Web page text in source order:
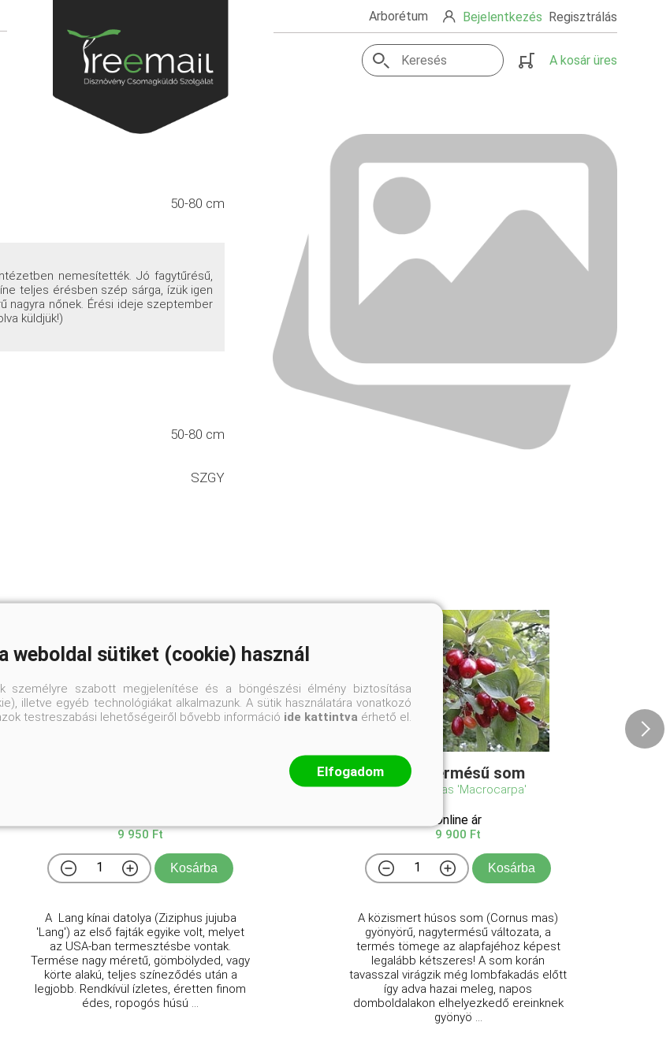
Arborétum Bejelentkezés Regisztrálás
A kosár üres
50-80 cm
nemesítették. Jó fagytűrésű,
teljes érésben szép sárga, ízük igen
nagyra nőnek. Érési ideje szeptember
küldjük!)
50-80 cm
SZGY
9 950 Ft
Kosárba
A Lang kínai datolya (Ziziphus jujuba
'Lang') az első fajták egyike volt, melyet
az USA-ban termesztésbe vontak.
Termése nagy méretű, gömbölyded, vagy
körte alakú, teljes színeződés után a
legjobb. Rendkívül ízletes, éretten finom
édes, ropogós húsú ...
Nagytermésű som
Cornus mas 'Macrocarpa'
Online ár
9 900 Ft
Kosárba
A közismert húsos som (Cornus mas)
gyönyörű, nagytermésű változata, a
termés tömege az alapfajéhoz képest
legalább kétszeres! A som korán
tavasszal virágzik még lombfakadás előtt
így adva hazai meleg, napos
domboldalakon elhelyezkedő ereinknek
gyönyö ...
weboldal sütiket (cookie) használ
személyre szabott megjelenítése és a böngészési élmény biztosítása
illetve egyéb technológiákat alkalmazunk. A sütik használatára vonatkozó
testreszabási lehetőségeiről bővebb információ ide kattintva érhető el.
Elfogadom